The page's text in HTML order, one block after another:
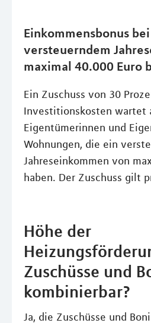
Einkommensbonus
versteuerndem
maximal 40.000 Euro
Ein Zuschuss von 30
Investitionskosten wartet
Eigentümerinnen und
Wohnungen, die ein
Jahreseinkommen von
haben. Der Zuschuss gilt
Höhe der
Zuschüsse und
kombinierbar?
Ja, die Zuschüsse und